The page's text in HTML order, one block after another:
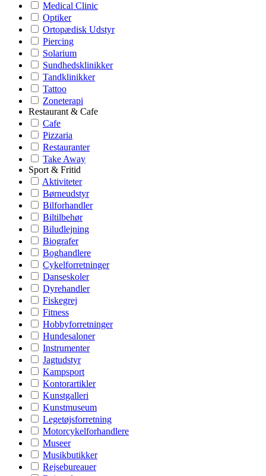
Medical Clinic
Optiker
Ortopædisk Udstyr
Piercing
Solarium
Sundhedsklinikker
Tandklinikker
Tattoo
Zoneterapi
Restaurant & Cafe
Cafe
Pizzaria
Restauranter
Take Away
Sport & Fritid
Aktiviteter
Børneudstyr
Bilforhandler
Biltilbehør
Biludlejning
Biografer
Boghandlere
Cykelforretninger
Danseskoler
Dyrehandler
Fiskegrej
Fitness
Hobbyforretninger
Hundesaloner
Instrumenter
Jagtudstyr
Kampsport
Kontorartikler
Kunstgalleri
Kunstmuseum
Legetøjsforretning
Motorcykelforhandlere
Museer
Musikbutikker
Rejsebureauer